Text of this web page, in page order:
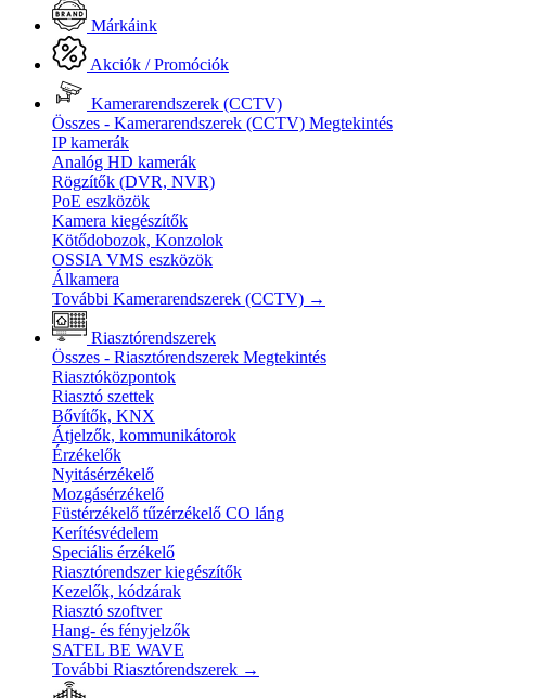
Márkáink
Akciók / Promóciók
Kamerarendszerek (CCTV)
Összes - Kamerarendszerek (CCTV) Megtekintés
IP kamerák
Analóg HD kamerák
Rögzítők (DVR, NVR)
PoE eszközök
Kamera kiegészítők
Kötődobozok, Konzolok
OSSIA VMS eszközök
Álkamera
További Kamerarendszerek (CCTV) →
Riasztórendszerek
Összes - Riasztórendszerek Megtekintés
Riasztóközpontok
Riasztó szettek
Bővítők, KNX
Átjelzők, kommunikátorok
Érzékelők
Nyitásérzékelő
Mozgásérzékelő
Füstérzékelő tűzérzékelő CO láng
Kerítésvédelem
Speciális érzékelő
Riasztórendszer kiegészítők
Kezelők, kódzárak
Riasztó szoftver
Hang- és fényjelzők
SATEL BE WAVE
További Riasztórendszerek →